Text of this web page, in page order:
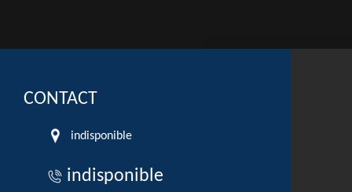
CONTACT
indisponible
indisponible